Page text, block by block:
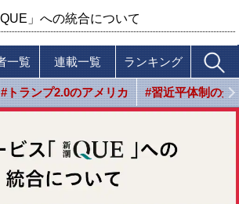
」への統合について
一覧 連載一覧 ランキング
#トランプ2.0のアメリカ #習近平体制の光